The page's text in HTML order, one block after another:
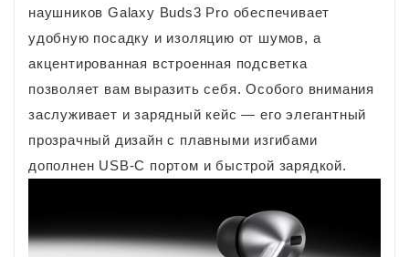
наушников Galaxy Buds3 Pro обеспечивает
удобную посадку и изоляцию от шумов, а
акцентированная встроенная подсветка
позволяет вам выразить себя. Особого внимания
заслуживает и зарядный кейс — его элегантный
прозрачный дизайн с плавными изгибами
дополнен USB-C портом и быстрой зарядкой.